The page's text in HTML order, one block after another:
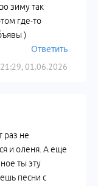
21:29, 01.06.2026
зиму так
где-то
)
Ответить
раз не
и оленя. А еще
ты эту
песни с